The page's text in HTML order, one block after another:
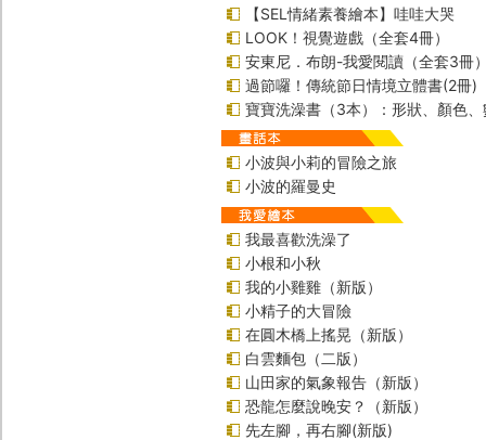
【SEL情緒素養繪本】哇哇大哭
LOOK！視覺遊戲（全套4冊）
安東尼．布朗-我愛閱讀（全套3冊
過節囉！傳統節日情境立體書(2冊)
寶寶洗澡書（3本）：形狀、顏色、
小波與小莉的冒險之旅
小波的羅曼史
我最喜歡洗澡了
小根和小秋
我的小雞雞（新版）
小精子的大冒險
在圓木橋上搖晃（新版）
白雲麵包（二版）
山田家的氣象報告（新版）
恐龍怎麼說晚安？（新版）
先左腳，再右腳(新版)